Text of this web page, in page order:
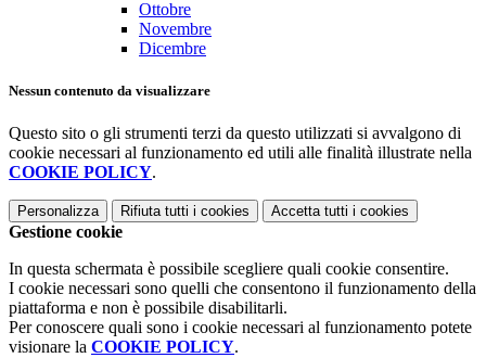
Ottobre
Novembre
Dicembre
Nessun contenuto da visualizzare
Questo sito o gli strumenti terzi da questo utilizzati si avvalgono di
cookie necessari al funzionamento ed utili alle finalità illustrate nella
COOKIE POLICY.
Personalizza Rifiuta tutti i cookies Accetta tutti i cookies
Gestione cookie
In questa schermata è possibile scegliere quali cookie consentire.
I cookie necessari sono quelli che consentono il funzionamento della
piattaforma e non è possibile disabilitarli.
Per conoscere quali sono i cookie necessari al funzionamento potete
visionare la COOKIE POLICY.